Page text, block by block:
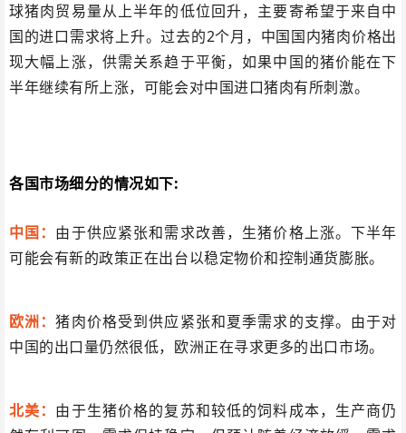
球猪肉贸易量从上半年的低位回升，主要寄希望于来自中
国的进口需求将上升。过去的2个月，中国国内猪肉价格出
现大幅上涨，供需关系趋于平衡，如果中国的猪价能在下
半年继续有所上涨，可能会对中国进口猪肉有所刺激。
各国市场细分的情况如下:
中国： 由于供应紧张和需求改善，生猪价格上涨。下半年
可能会有新的政策正在出台以稳定物价和控制通货膨胀。
欧洲：猪肉价格受到供应紧张和夏季需求的支撑。由于对
中国的出口量仍然很低，欧洲正在寻求更多的出口市场。
北美： 由于生猪价格的复苏和较低的饲料成本，生产商仍